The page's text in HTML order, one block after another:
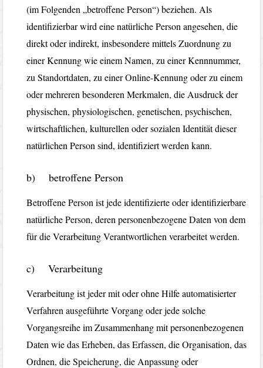
(im Folgenden „betroffene Person“) beziehen. Als
identifizierbar wird eine natürliche Person angesehen, die
direkt oder indirekt, insbesondere mittels Zuordnung zu
einer Kennung wie einem Namen, zu einer Kennnummer,
zu Standortdaten, zu einer Online-Kennung oder zu einem
oder mehreren besonderen Merkmalen, die Ausdruck der
physischen, physiologischen, genetischen, psychischen,
wirtschaftlichen, kulturellen oder sozialen Identität dieser
natürlichen Person sind, identifiziert werden kann.
b) betroffene Person
Betroffene Person ist jede identifizierte oder identifizierbare
natürliche Person, deren personenbezogene Daten von dem
für die Verarbeitung Verantwortlichen verarbeitet werden.
c) Verarbeitung
Verarbeitung ist jeder mit oder ohne Hilfe automatisierter
Verfahren ausgeführte Vorgang oder jede solche
Vorgangsreihe im Zusammenhang mit personenbezogenen
Daten wie das Erheben, das Erfassen, die Organisation, das
Ordnen, die Speicherung, die Anpassung oder